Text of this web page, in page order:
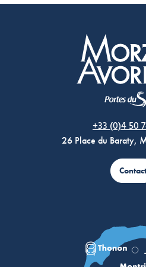
+33 (0)4 50
26 Place du Baraty,
Contact